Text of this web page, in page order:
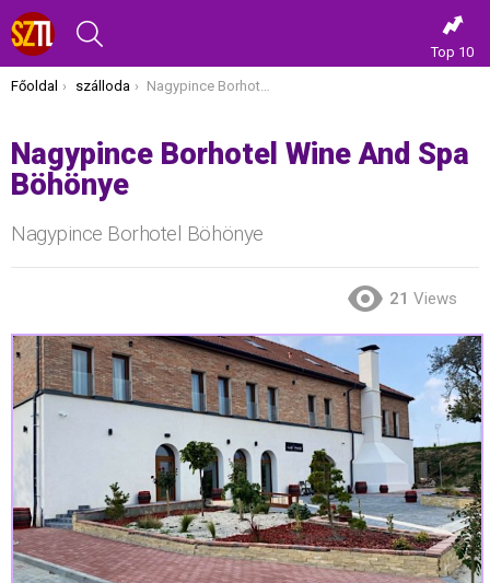
Top 10
Itt vagy most:
Főoldal szálloda Nagypince Borhotel Wine And Spa Böhönye
Nagypince Borhotel Wine And Spa
Böhönye
Nagypince Borhotel Böhönye
21 Views